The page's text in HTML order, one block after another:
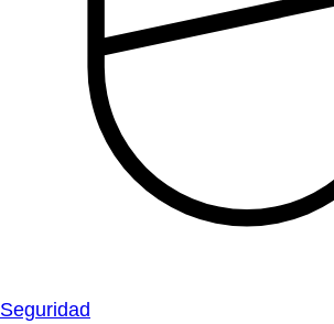
Seguridad